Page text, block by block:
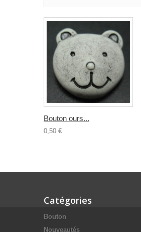
Bouton ours...
0,50 €
Catégories
Bouton
Nouveautés